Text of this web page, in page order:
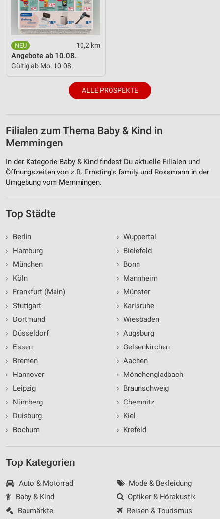
10,2 km
Angebote ab 10.08.
Gültig ab Mo. 10.08.
ALLE PROSPEKTE
Filialen zum Thema Baby & Kind in
Memmingen
In der Kategorie Baby & Kind findest Du aktuelle Filialen und
Öffnungszeiten von z.B. Ernsting's family und Rossmann in der
Umgebung vom Memmingen.
Top Städte
›
Berlin
›
Hamburg
›
München
›
Köln
›
Frankfurt (Main)
› Stuttgart
›
Dortmund
›
Düsseldorf
›
Essen
›
Bremen
›
Hannover
›
Leipzig
›
Nürnberg
›
Duisburg
›
Bochum
› Wuppertal
› Bielefeld
› Bonn
› Mannheim
› Münster
› Karlsruhe
› Wiesbaden
› Augsburg
› Gelsenkirchen
› Aachen
› Mönchengladbach
› Braunschweig
› Chemnitz
› Kiel
› Krefeld
Top Kategorien
Auto & Motorrad
Baby & Kind
Baumärkte
Mode & Bekleidung
Optiker & Hörakustik
Reisen & Tourismus